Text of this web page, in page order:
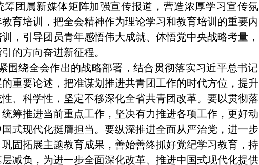
筹团属新媒体矩阵加强宣传报道，营造浓厚学习宣传氛
育培训，把全会精神作为理论学习和教育培训的重要内
，引导团员青年感悟伟大成就、体悟党中央战略考量，
的方向奋进新征程。
围绕全会作出的战略部署，结合贯彻落实习近平总书记
重要论述，把准谋划推进共青团工作的时代方位，提升
、科学性，坚定不移深化全省共青团改革。要以贯彻落
筹推进当前重点工作，坚决有力推进各项工作，更好动
式现代化挺膺担当。要纵深推进全面从严治党，进一步
固拓展主题教育成果，善始善终抓好党纪学习教育，持
减负，为进一步全面深化改革、推进中国式现代化提供